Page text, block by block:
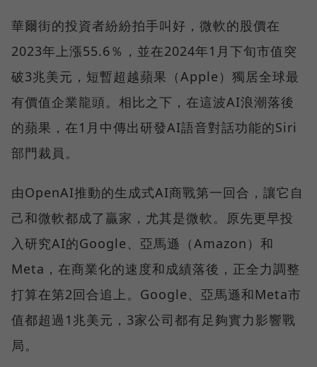
華爾街的投資者紛紛拍手叫好，微軟的股價在
2023年上漲55.6％，並在2024年1月下旬市值突
破3兆美元，短暫超越蘋果（Apple）獨居全球最
有價值企業龍頭。相比之下，在這波AI浪潮落後
的蘋果，在1月中傳出研發AI語音對話功能的Siri
部門裁員。
由OpenAI推動的生成式AI商戰第一回合，讓它自
己和微軟都成了贏家，尤其是微軟。原先更早投
入研究AI的Google、亞馬遜（Amazon）和
Meta，在商業化的速度和成績落後，正全力調整
打算在第2回合追上。Google、亞馬遜和Meta市
值都超過1兆美元，3家公司都有足夠實力影響戰
局。